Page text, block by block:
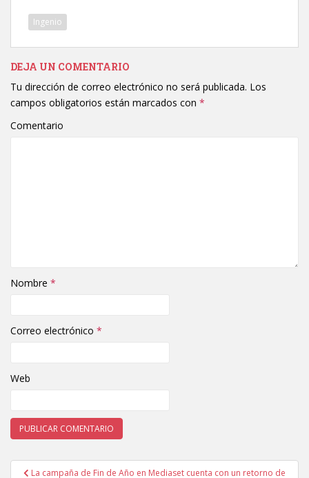
Ingenio
DEJA UN COMENTARIO
Tu dirección de correo electrónico no será publicada. Los
campos obligatorios están marcados con *
Comentario
Nombre *
Correo electrónico *
Web
La campaña de Fin de Año en Mediaset cuenta con un retorno de